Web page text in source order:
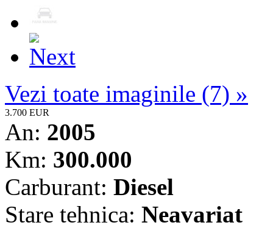
Vezi toate imaginile (7) »
3.700 EUR
An: 2005
Km: 300.000
Carburant: Diesel
Stare tehnica: Neavariat